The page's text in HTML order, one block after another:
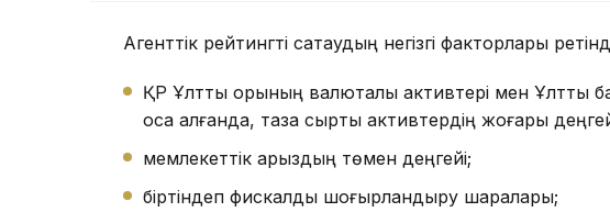
Агенттік рейтингті сақтаудың негізгі факторлары
ҚР Ұлттық қорының валюталық активтері мен Ұлттық
қоса алғанда, таза сыртқы активтердің жоғары
мемлекеттік қарыздың төмен деңгейі;
біртіндеп фискалдық шоғырландыру шаралары;